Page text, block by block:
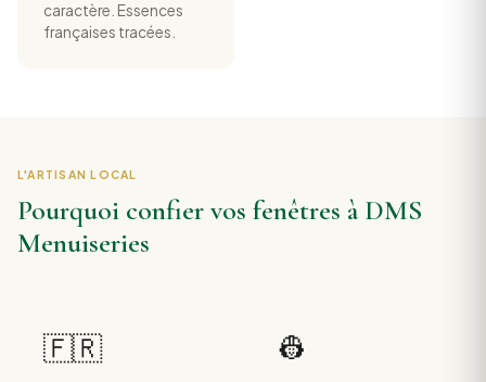
caractère. Essences
françaises tracées.
L'ARTISAN LOCAL
Pourquoi confier vos fenêtres à DMS
Menuiseries
🇫🇷 👷